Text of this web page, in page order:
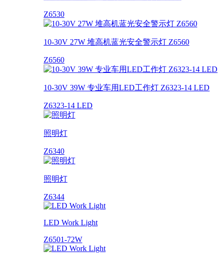
Z6530
10-30V 27W 堆高机蓝光安全警示灯 Z6560
Z6560
10-30V 39W 专业车用LED工作灯 Z6323-14 LED
Z6323-14 LED
照明灯
Z6340
照明灯
Z6344
LED Work Light
Z6501-72W